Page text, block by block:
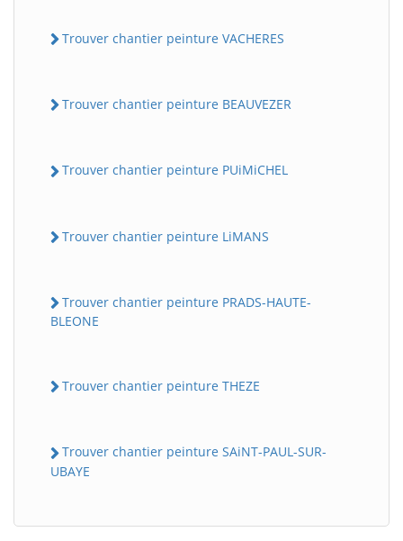
Trouver chantier peinture VACHERES
Trouver chantier peinture BEAUVEZER
Trouver chantier peinture PUiMiCHEL
Trouver chantier peinture LiMANS
Trouver chantier peinture PRADS-HAUTE-
BLEONE
Trouver chantier peinture THEZE
Trouver chantier peinture SAiNT-PAUL-SUR-
UBAYE